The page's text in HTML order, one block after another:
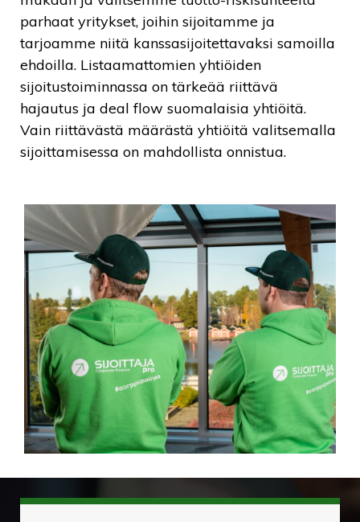
parhaat yritykset, joihin sijoitamme ja
tarjoamme niitä kanssasijoitettavaksi samoilla
ehdoilla. Listaamattomien yhtiöiden
sijoitustoiminnassa on tärkeää riittävä
hajautus ja deal flow suomalaisia yhtiöitä.
Vain riittävästä määrästä yhtiöitä valitsemalla
sijoittamisessa on mahdollista onnistua.